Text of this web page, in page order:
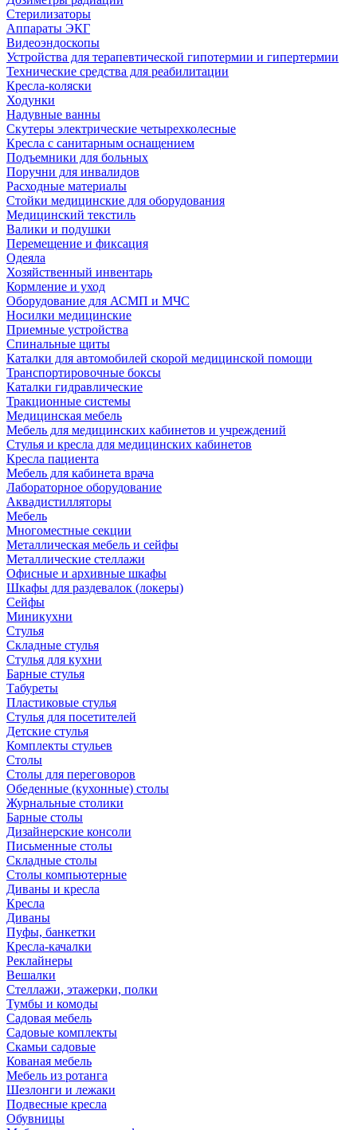
Стерилизаторы
Аппараты ЭКГ
Видеоэндоскопы
Устройства для терапевтической гипотермии и гипертермии
Технические средства для реабилитации
Кресла-коляски
Ходунки
Надувные ванны
Скутеры электрические четырехколесные
Кресла с санитарным оснащением
Подъемники для больных
Поручни для инвалидов
Расходные материалы
Стойки медицинские для оборудования
Медицинский текстиль
Валики и подушки
Перемещение и фиксация
Одеяла
Хозяйственный инвентарь
Кормление и уход
Оборудование для АСМП и МЧС
Носилки медицинские
Приемные устройства
Спинальные щиты
Каталки для автомобилей скорой медицинской помощи
Транспортировочные боксы
Каталки гидравлические
Тракционные системы
Медицинская мебель
Мебель для медицинских кабинетов и учреждений
Стулья и кресла для медицинских кабинетов
Кресла пациента
Мебель для кабинета врача
Лабораторное оборудование
Аквадистилляторы
Мебель
Многоместные секции
Металлическая мебель и сейфы
Металлические стеллажи
Офисные и архивные шкафы
Шкафы для раздевалок (локеры)
Сейфы
Миникухни
Стулья
Складные стулья
Стулья для кухни
Барные стулья
Табуреты
Пластиковые стулья
Стулья для посетителей
Детские стулья
Комплекты стульев
Столы
Столы для переговоров
Обеденные (кухонные) столы
Журнальные столики
Барные столы
Дизайнерские консоли
Письменные столы
Складные столы
Столы компьютерные
Диваны и кресла
Кресла
Диваны
Пуфы, банкетки
Кресла-качалки
Реклайнеры
Вешалки
Стеллажи, этажерки, полки
Тумбы и комоды
Садовая мебель
Садовые комплекты
Скамьи садовые
Кованая мебель
Мебель из ротанга
Шезлонги и лежаки
Подвесные кресла
Обувницы